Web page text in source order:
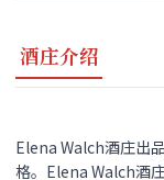
酒庄介绍
Elena Walch酒庄出
格。Elena Walch酒